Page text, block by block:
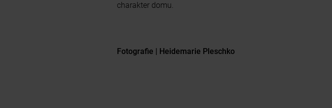
charakter domu.
Fotografie | Heidemarie Pleschko